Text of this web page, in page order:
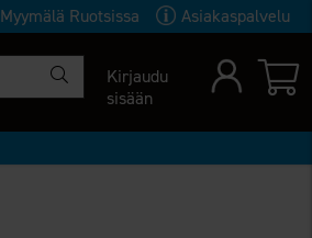
Myymälä Ruotsissa Asiakaspalvelu
Kirjaudu
sisään